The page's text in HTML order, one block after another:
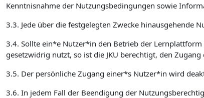
Kenntnisnahme der Nutzungsbedingungen sowie
3.3. Jede über die festgelegten Zwecke hinausgehende
3.4. Sollte ein*e Nutzer*in den Betrieb der
gesetzwidrig nutzt, so ist die JKU berechtigt, den
3.5. Der persönliche Zugang einer*s Nutzer*in wird
3.6. In jedem Fall der Beendigung der